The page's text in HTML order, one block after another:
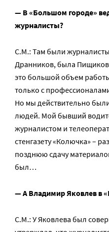
— В «Большом городе»
журналисты?
С.М.: Там были
Дранников, была
это большой объем
только с
Но мы действительно
людей. Мой бывший
журналистом и
стенгазету «Колючка» –
позднюю сдачу
был…
— А Владимир Яковлев в
С.М.: У Яковлева был